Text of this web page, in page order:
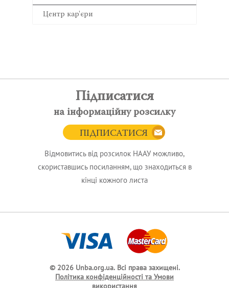
Центр кар'єри
Підписатися
на інформаційну розсилку
ПІДПИСАТИСЯ
Відмовитись від розсилок НААУ можливо,
скориставшись посиланням, що знаходиться в
кінці кожного листа
© 2026 Unba.org.ua. Всі права захищені.
Політика конфіденційності та Умови
використання